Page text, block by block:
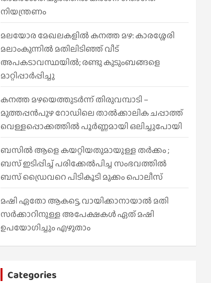
നിയന്ത്രണം
മലയോര മേഖലകളിൽ കനത്ത മഴ: കാരശ്ശേരി
മലാംകുന്നിൽ മതിലിടിഞ്ഞ് വീട്
അപകടാവസ്ഥയിൽ; രണ്ടു കുടുംബങ്ങളെ
മാറ്റിപ്പാർപ്പിച്ചു
കനത്ത മഴയെത്തുടർന്ന് തിരുവമ്പാടി –
മുത്തപ്പൻപുഴ റോഡിലെ താൽക്കാലിക ചപ്പാത്ത്
വെള്ളപ്പൊക്കത്തിൽ പൂർണ്ണമായി ഒലിച്ചുപോയി
ബസിൽ ആളെ കയറ്റിയതുമായുള്ള തർക്കം ;
ബസ് ഇടിപ്പിച്ച് പരിക്കേൽപിച്ച സംഭവത്തിൽ
ബസ് ഡ്രൈവറെ പിടികൂടി മുക്കം പൊലീസ്
മഷി ഏതോ ആകട്ടെ, വായിക്കാനായാൽ മതി​
സർക്കാറിനുള്ള അപേക്ഷകൾ ഏത് മഷി
ഉപയോഗിച്ചും എഴുതാം
Categories